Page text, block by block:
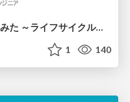
ITヒヤリハットを整理してみた ～ライフサイクルと原因から考える再発防止策～
1 140